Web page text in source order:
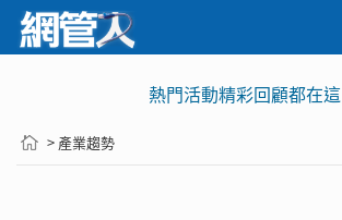
熱門活動精彩回顧都在這
> 產業趨勢